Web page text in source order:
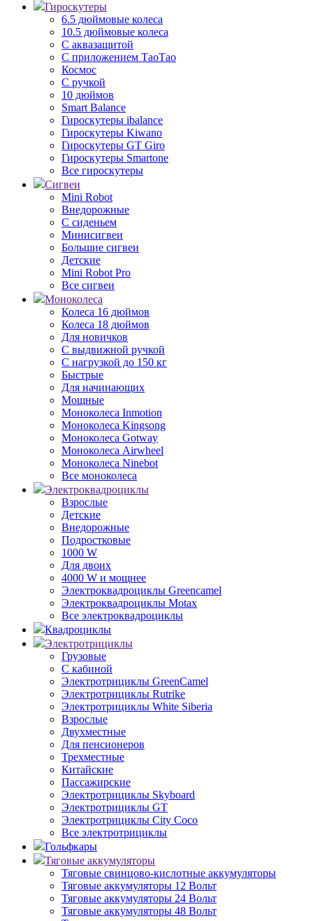
Гироскутеры
6.5 дюймовые колеса
10.5 дюймовые колеса
С аквазащитой
С приложением ТаоТао
Космос
С ручкой
10 дюймов
Smart Balance
Гироскутеры ibalance
Гироскутеры Kiwano
Гироскутеры GT Giro
Гироскутеры Smartone
Все гироскутеры
Сигвеи
Mini Robot
Внедорожные
С сиденьем
Минисигвеи
Большие сигвеи
Детские
Mini Robot Pro
Все сигвеи
Моноколеса
Колеса 16 дюймов
Колеса 18 дюймов
Для новичков
С выдвижной ручкой
С нагрузкой до 150 кг
Быстрые
Для начинающих
Мощные
Моноколеса Inmotion
Моноколеса Kingsong
Моноколеса Gotway
Моноколеса Airwheel
Моноколеса Ninebot
Все моноколеса
Электроквадроциклы
Взрослые
Детские
Внедорожные
Подростковые
1000 W
Для двоих
4000 W и мощнее
Электроквадроциклы Greencamel
Электроквадроциклы Motax
Все электроквадроциклы
Квадроциклы
Электротрициклы
Грузовые
С кабиной
Электротрициклы GreenCamel
Электротрициклы Rutrike
Электротрициклы White Siberia
Взрослые
Двухместные
Для пенсионеров
Трехместные
Китайские
Пассажирские
Электротрициклы Skyboard
Электротрициклы GT
Электротрициклы City Coco
Все электротрициклы
Гольфкары
Тяговые аккумуляторы
Тяговые свинцово-кислотные аккумуляторы
Тяговые аккумуляторы 12 Вольт
Тяговые аккумуляторы 24 Вольт
Тяговые аккумуляторы 48 Вольт